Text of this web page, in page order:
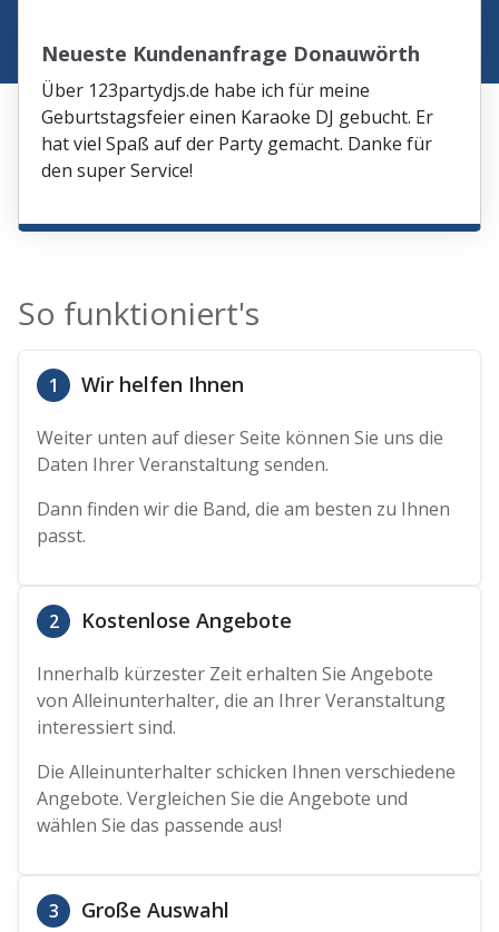
Neueste Kundenanfrage Donauwörth
Über 123partydjs.de habe ich für meine
Geburtstagsfeier einen Karaoke DJ gebucht. Er
hat viel Spaß auf der Party gemacht. Danke für
den super Service!
So funktioniert's
1 Wir helfen Ihnen
Weiter unten auf dieser Seite können Sie uns die
Daten Ihrer Veranstaltung senden.
Dann finden wir die Band, die am besten zu Ihnen
passt.
2 Kostenlose Angebote
Innerhalb kürzester Zeit erhalten Sie Angebote
von Alleinunterhalter, die an Ihrer Veranstaltung
interessiert sind.
Die Alleinunterhalter schicken Ihnen verschiedene
Angebote. Vergleichen Sie die Angebote und
wählen Sie das passende aus!
3 Große Auswahl